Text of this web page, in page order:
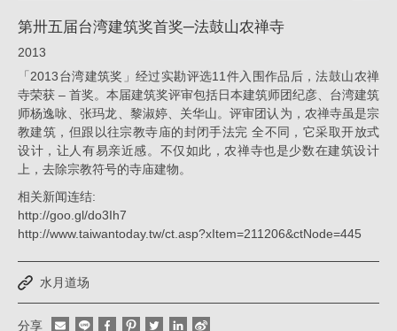
禅
寺
_
荣
誉
仁
大
第卅五届台湾建筑奖首奖─法鼓山农禅寺
2013
「2013台湾建筑奖」经过实勘评选11件入围作品后，法鼓山农禅
寺荣获 – 首奖。本届建筑奖评审包括日本建筑师团纪彦、台湾建筑
师杨逸咏、张玛龙、黎淑婷、关华山。评审团认为，农禅寺虽是宗
教建筑，但跟以往宗教寺庙的封闭手法完 全不同，它采取开放式
设计，让人有易亲近感。不仅如此，农禅寺也是少数在建筑设计
上，去除宗教符号的寺庙建物。
相关新闻连结:
http://goo.gl/do3Ih7
http://www.taiwantoday.tw/ct.asp?xItem=211206&ctNode=445
水月道场
分享